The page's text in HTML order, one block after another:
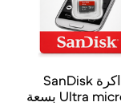
بطاقة ذاكرة SanDisk
Ultra microSDXC بسعة